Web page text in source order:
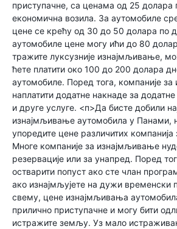
приступачне, са ценама од 25 долара
економична возила. За аутомобиле
цене се крећу од 30 до 50 долара по
аутомобиле цене могу ићи до 80
тражите луксузније изнајмљивање,
ћете платити око 100 до 200 долара
аутомобиле. Поред тога, компаније
наплатити додатне накнаде за
и друге услуге. <п>Да бисте добили
изнајмљивање аутомобила у Панами,
упоредите цене различитих
Многе компаније за изнајмљивање
резервације или за унапред. Поред
остварити попуст ако сте члан
ако изнајмљујете на дужи временски
свему, цене изнајмљивања
прилично приступачне и могу бити
истражите земљу. Уз мало